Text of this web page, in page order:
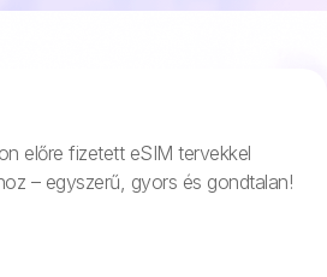
előre fizetett eSIM tervekkel
– egyszerű, gyors és gondtalan!